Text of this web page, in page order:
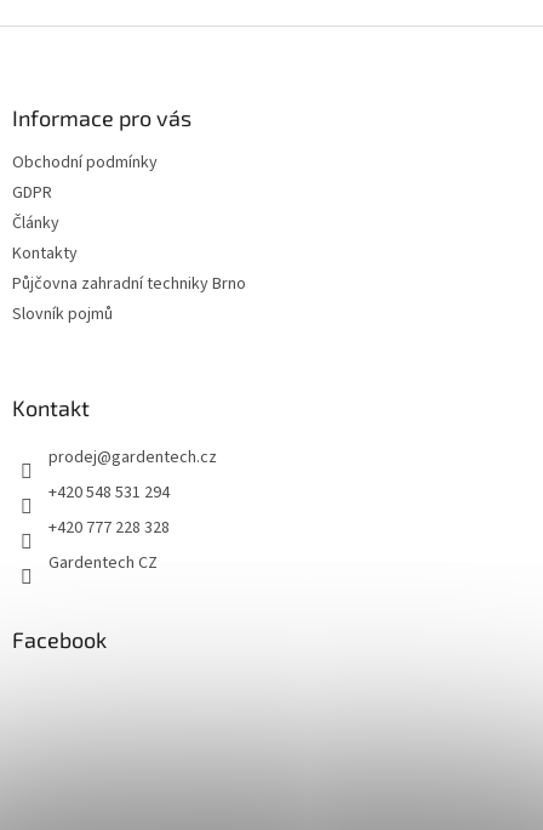
Informace pro vás
Obchodní podmínky
GDPR
Články
Kontakty
Půjčovna zahradní techniky Brno
Slovník pojmů
Kontakt
prodej@gardentech.cz
+420 548 531 294
+420 777 228 328
Gardentech CZ
Facebook